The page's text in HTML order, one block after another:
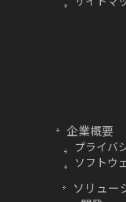
企業概要
プライバ
ソフトウ
ソリュー